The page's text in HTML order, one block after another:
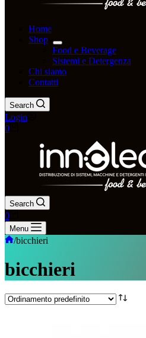
Home
Shop
Food e Beverage
Sistemi e Detergenza
Chi siamo
Contatti
Search
Login
0
Search
0
Menu
/bicchieri
bicchieri